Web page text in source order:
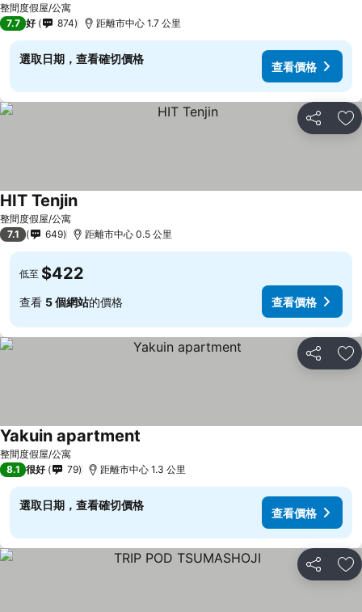
整間度假屋/公寓
7.7 好 874 距離市中心 1.7 公里
選取日期，查看確切價格
查看價格
分享 放
整間度假屋/公寓
HIT Tenjin
7.1 649 距離市中心 0.5 公里
低至 $422
查看 5 個網站的價格 查看價格
分享 放
整間度假屋/公寓
Yakuin apartment
8.1 很好 79 距離市中心 1.3 公里
選取日期，查看確切價格
查看價格
分享 放